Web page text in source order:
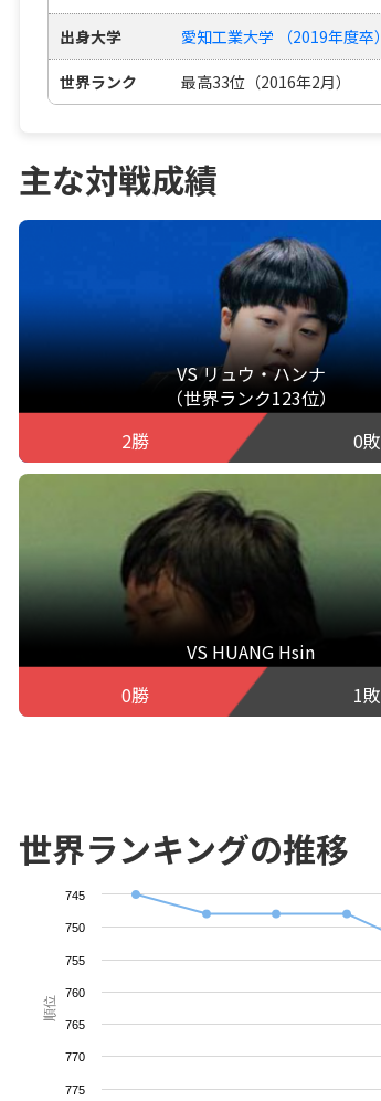
出身大学 愛知工業大学 （2019年度卒）
世界ランク 最高33位（2016年2月）
主な対戦成績
VS リュウ・ハンナ
（世界ランク123位）
2勝
0敗
VS HUANG Hsin
0勝
1敗
世界ランキングの推移
順位
745
750
755
760
765
770
775